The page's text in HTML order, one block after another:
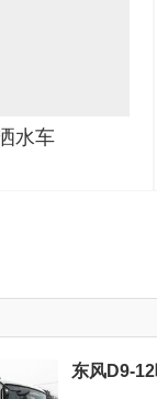
水车
东风D9-